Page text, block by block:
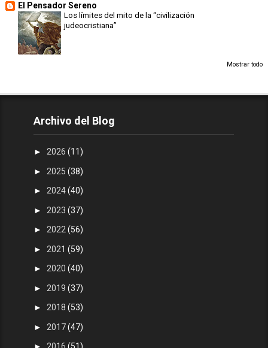
El Pensador Sereno
Los límites del mito de la “civilización
judeocristiana”
Mostrar todo
Archivo del Blog
► 2026(11)
► 2025(38)
► 2024(40)
► 2023(37)
► 2022(56)
► 2021(59)
► 2020(40)
► 2019(37)
► 2018(53)
► 2017(47)